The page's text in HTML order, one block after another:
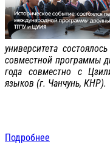
университета
совместной программы
года совместно с
языков (г. Чанчунь, КНР).
Подробнее